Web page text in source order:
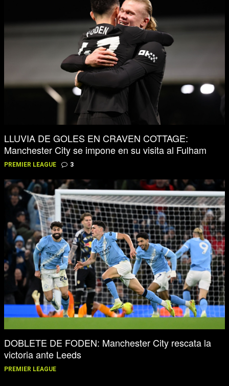
LLUVIA DE GOLES EN CRAVEN COTTAGE:
Manchester City se impone en su visita al Fulham
PREMIER LEAGUE 3
DOBLETE DE FODEN: Manchester City rescata la
victoria ante Leeds
PREMIER LEAGUE